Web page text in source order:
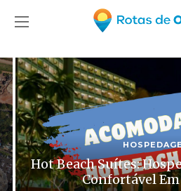
Hot Beach Suítes:
Confortável